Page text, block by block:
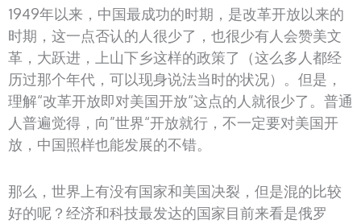
1949年以来，中国最成功的时期，是改革开放以来的
时期，这一点否认的人很少了，也很少有人会赞美文
革，大跃进，上山下乡这样的政策了（这么多人都经
历过那个年代，可以现身说法当时的状况）。但是，
理解“改革开放即对美国开放“这点的人就很少了。普通
人普遍觉得，向”世界“开放就行，不一定要对美国开
放，中国照样也能发展的不错。
那么，世界上有没有国家和美国决裂，但是混的比较
好的呢？经济和科技最发达的国家目前来看是俄罗